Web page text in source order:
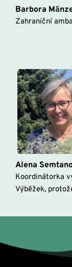
Barbora Mä
Zahraniční
Alena
Koordinátorka
Výběžek,